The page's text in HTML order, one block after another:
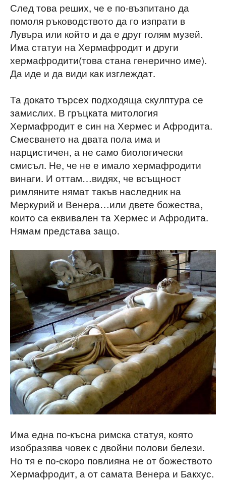
След това реших, че е по-възпитано да
помоля ръководството да го изпрати в
Лувъра или който и да е друг голям музей.
Има статуи на Хермафродит и други
хермафродити(това стана генерично име).
Да иде и да види как изглеждат.
Та докато търсех подходяща скулптура се
замислих. В гръцката митология
Хермафродит е син на Хермес и Афродита.
Смесването на двата пола има и
нарцистичен, а не само биологически
смисъл. Не, че не е имало хермафродити
винаги. И оттам…видях, че всъщност
римляните нямат такъв наследник на
Меркурий и Венера…или двете божества,
които са еквивален та Хермес и Афродита.
Нямам представа защо.
Има една по-късна римска статуя, която
изобразява човек с двойни полови белези.
Но тя е по-скоро повлияна не от божеството
Хермафродит, а от самата Венера и Бакхус.